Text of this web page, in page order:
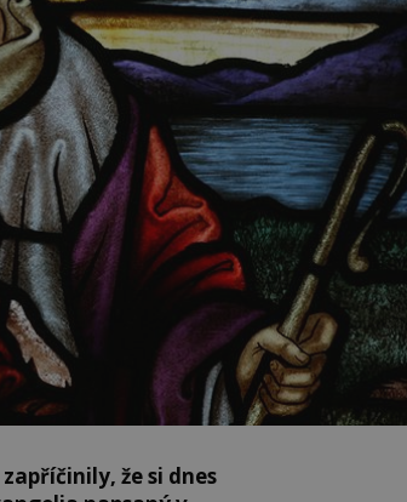
že si dnes